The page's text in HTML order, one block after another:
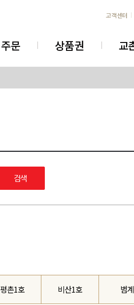
고객센터
주문 상품권 교
검색
평촌1호 비산1호 범계